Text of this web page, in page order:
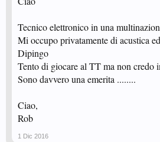
Tecnico elettronico in una
Mi occupo privatamente di acustica
Dipingo
Tento di giocare al TT ma non credo
Sono davvero una emerita ........
Ciao,
Rob
1 Dic 2016